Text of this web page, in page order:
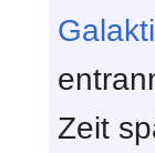
Zeit